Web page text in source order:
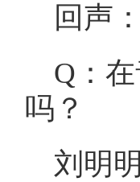
回声
Q：
吗？
刘明